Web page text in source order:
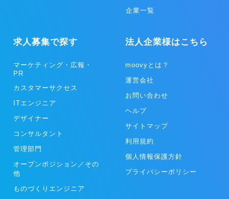
企業一覧
求人募集で探す
マーケティング・広報・
PR
カスタマーサクセス
ITエンジニア
デザイナー
コンサルタント
管理部門
オープンポジション／その
他
ものづくりエンジニア
法人企業様はこちら
moovyとは？
運営会社
お問い合わせ
ヘルプ
サイトマップ
利用規約
個人情報保護方針
プライバシーポリシー